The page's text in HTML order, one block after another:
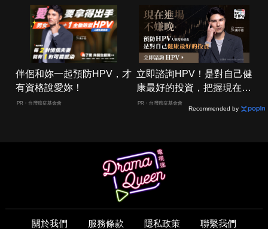
伴侶和妳一起預防HPV，才
有資格說愛妳！
PR・台灣癌症基金會
立即諮詢HPV！是對自己健
康最好的投資，把握現在不
嫌晚！
PR・台灣癌症基金會
Recommended by
關於我們 服務條款 隱私政策 聯繫我們